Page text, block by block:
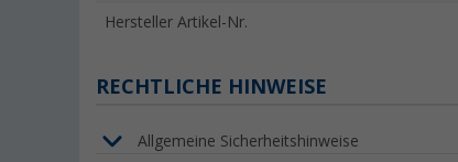
Hersteller Artikel-Nr.
RECHTLICHE HINWEISE
Allgemeine Sicherheitshinweise